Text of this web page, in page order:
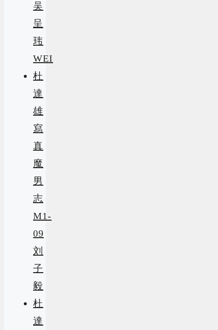
吴
呈
玮
WEI
杜
達
雄
寫
真
魔
男
志
M1-
09
刘
子
毅
杜
達